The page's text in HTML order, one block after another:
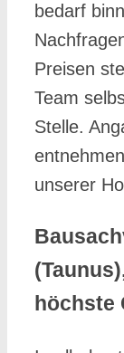
bedarf
Preisen
Team
Stelle.
unserer
höchste